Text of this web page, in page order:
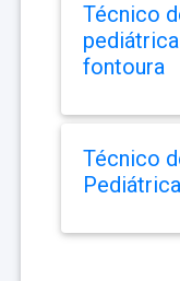
Técnico
fontoura
Técnico